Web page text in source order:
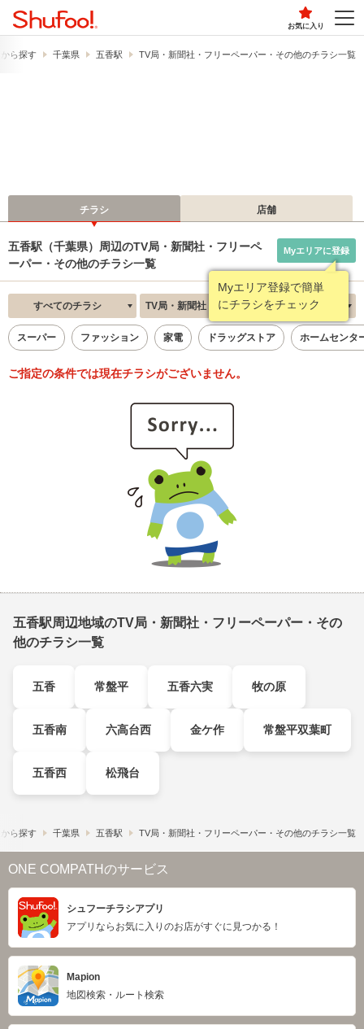
お気に入り
ら探す 千葉県 五香駅 TV局・新聞社・フリーペーパー・その他のチラシ一覧
チラシ 店舗
五香駅（千葉県）周辺のTV局・新聞社・フリーペ
ーパー・その他のチラシ一覧
Myエリア登録で簡単
にチラシをチェック
Myエリアに登録
すべてのチラシ TV局・新聞社・フリーペーパー・その他 新着順
スーパー ファッション 家電 ドラッグストア ホームセンタ
ご指定の条件では現在チラシがございません。
五香駅周辺地域のTV局・新聞社・フリーペーパー・その
他のチラシ一覧
五香 常盤平 五香六実 牧の原
五香南 六高台西 金ケ作 常盤平双葉町
五香西 松飛台
ら探す 千葉県 五香駅 TV局・新聞社・フリーペーパー・その他のチラシ一覧
ONE COMPATHのサービス
シュフーチラシアプリ
アプリならお気に入りのお店がすぐに見つかる！
Mapion
地図検索・ルート検索